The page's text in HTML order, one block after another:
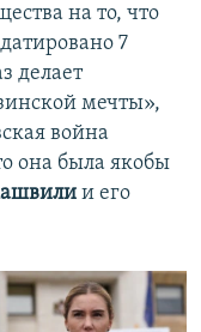
на то, что
7
делает
мечты»,
война
она была якобы
и его